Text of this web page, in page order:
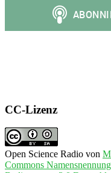
CC-Lizenz
Open Science Radio von
Commons